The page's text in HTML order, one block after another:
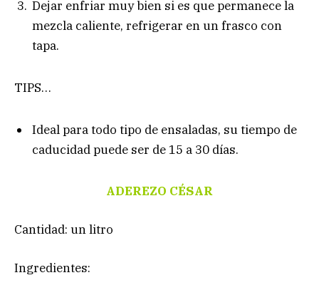
Dejar enfriar muy bien si es que permanece la
mezcla caliente, refrigerar en un frasco con
tapa.
TIPS…
Ideal para todo tipo de ensaladas, su tiempo de
caducidad puede ser de 15 a 30 días.
ADEREZO CÉSAR
Cantidad: un litro
Ingredientes: